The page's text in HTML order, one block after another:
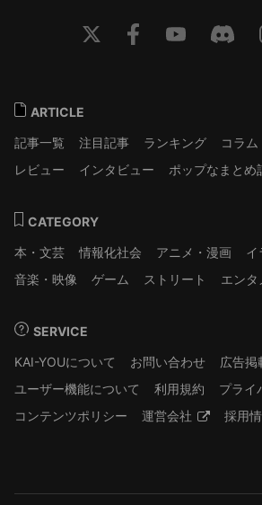
ARTICLE
記事一覧
注目記事 ランキング コラム
レビュー
インタビュー ポップなまとめ
CATEGORY
本・文芸
情報化社会 アニメ・漫画
イ
音楽・映像
ゲーム ストリート エンタ
SERVICE
KAI-YOUについて
お問い合わせ
広告掲
ユーザー機能について
利用規約
プライ
コンテンツポリシー
運営会社 採用